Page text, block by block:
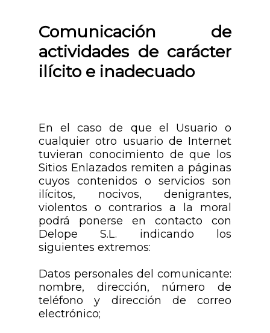
Comunicación de
actividades de carácter
ilícito e inadecuado
En el caso de que el Usuario o
cualquier otro usuario de Internet
tuvieran conocimiento de que los
Sitios Enlazados remiten a páginas
cuyos contenidos o servicios son
ilícitos, nocivos, denigrantes,
violentos o contrarios a la moral
podrá ponerse en contacto con
Delope S.L. indicando los
siguientes extremos:
Datos personales del comunicante:
nombre, dirección, número de
teléfono y dirección de correo
electrónico;